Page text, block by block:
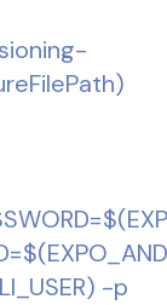
-p